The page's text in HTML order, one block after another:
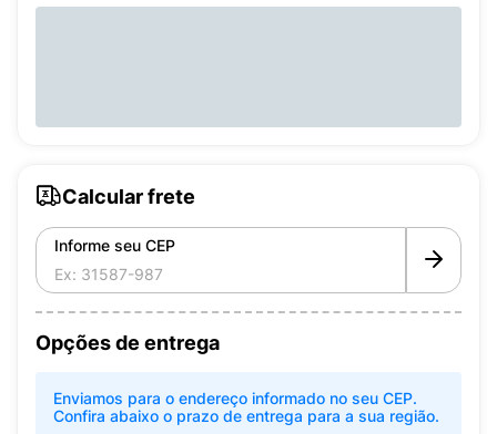
Calcular frete
Informe seu CEP
Opções de entrega
Enviamos para o endereço informado no seu CEP.
Confira abaixo o prazo de entrega para a sua região.